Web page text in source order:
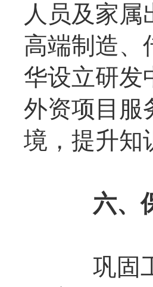
人员及家
高端制造、
华设立研发
外资项目服
境，提升知
六、
巩固工